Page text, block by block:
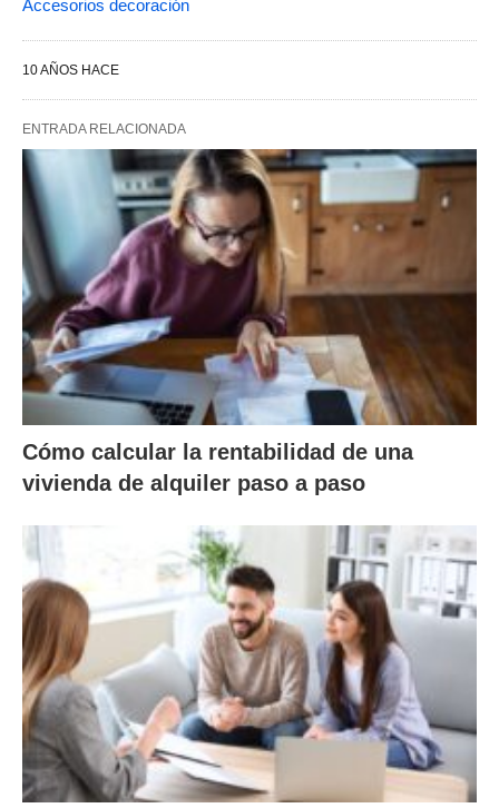
Accesorios decoración
10 AÑOS HACE
ENTRADA RELACIONADA
Cómo calcular la rentabilidad de una
vivienda de alquiler paso a paso